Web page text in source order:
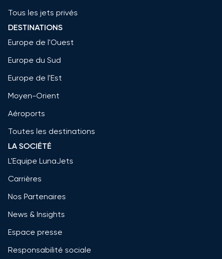
Tous les jets privés
DESTINATIONS
Europe de l'Ouest
Europe du Sud
Europe de l'Est
Moyen-Orient
Aéroports
Toutes les destinations
LA SOCIÉTÉ
L'Equipe LunaJets
Carrières
Nos Partenaires
News & Insights
Espace presse
Responsabilité sociale